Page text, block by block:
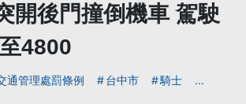
開後門撞倒機車 駕駛
4800
通管理處罰條例 台中市 騎士 ...